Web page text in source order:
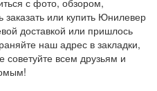
с фото, обзором,
заказать или купить Юнилевер
доставкой или пришлось
наш адрес в закладки,
советуйте всем друзьям и